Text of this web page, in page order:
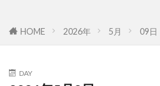
HOME 2026年 5月 09日
DAY